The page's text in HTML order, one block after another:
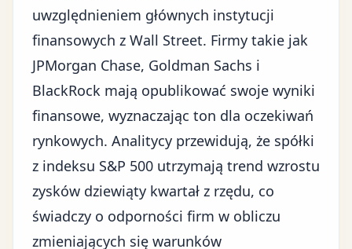
uwzględnieniem głównych instytucji
finansowych z Wall Street. Firmy takie jak
JPMorgan Chase, Goldman Sachs i
BlackRock mają opublikować swoje wyniki
finansowe, wyznaczając ton dla oczekiwań
rynkowych. Analitycy przewidują, że spółki
z indeksu S&P 500 utrzymają trend wzrostu
zysków dziewiąty kwartał z rzędu, co
świadczy o odporności firm w obliczu
zmieniających się warunków